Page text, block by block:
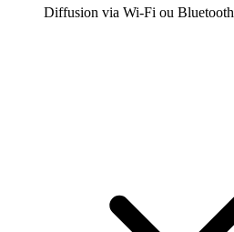
Diffusion via Wi-Fi ou Bluetooth